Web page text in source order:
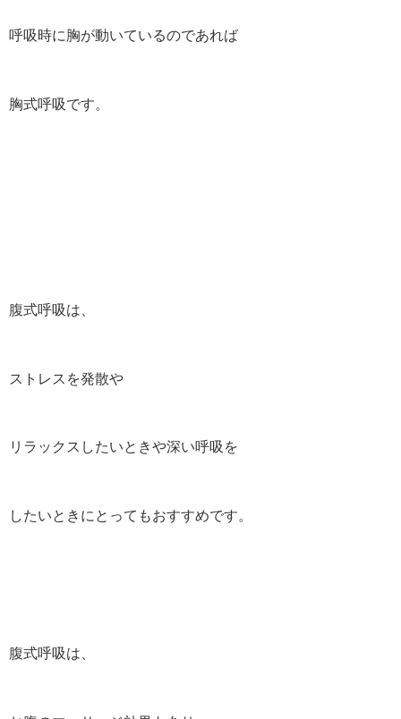
呼吸時に胸が動いているのであれば
胸式呼吸です。
腹式呼吸は、
ストレスを発散や
リラックスしたいときや深い呼吸を
したいときにとってもおすすめです。
腹式呼吸は、